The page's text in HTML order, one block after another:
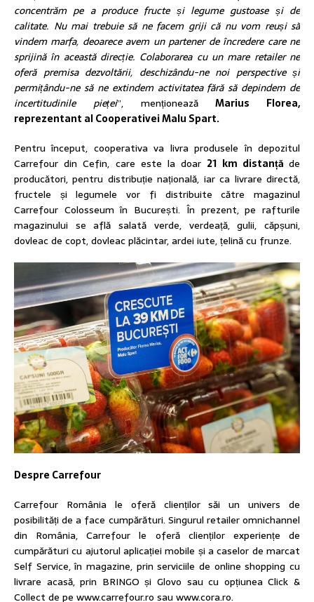
concentrăm pe a produce fructe și legume gustoase și de
calitate. Nu mai trebuie să ne facem griji că nu vom reuși să
vindem marfa, deoarece avem un partener de încredere care ne
sprijină în această direcție. Colaborarea cu un mare retailer ne
oferă premisa dezvoltării, deschizându-ne noi perspective și
permițându-ne să ne extindem activitatea fără să depindem de
incertitudinile pieței”, menționeazăMarius Florea,
reprezentant al Cooperativei Malu Spart.
​Pentru început, cooperativa va livra produsele în depozitul
Carrefour din Cefin, care este la doar 21 km distanțăde
producători, pentru distribuție națională, iar ca livrare directă,
fructele și legumele vor fi distribuite către magazinul
Carrefour Colosseum în București. În prezent, pe rafturile
magazinului se află salată verde, verdeață, gulii, căpșuni,
dovleac de copt, dovleac plăcintar, ardei iute, țelină cu frunze.
Despre Carrefour
Carrefour România le oferă clienților săi un univers de
posibilități de a face cumpărături. Singurul retailer omnichannel
din România, Carrefour le oferă clienților experiențe de
cumpărături cu ajutorul aplicației mobile și a caselor de marcat
Self Service, în magazine, prin serviciile de online shopping cu
livrare acasă, prin BRINGO și Glovo sau cu opțiunea Click &
Collect de pe www.carrefour.ro sau www.cora.ro.